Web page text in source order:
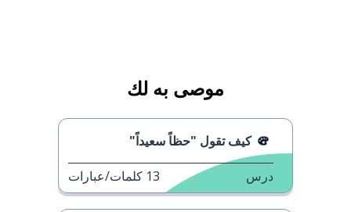
موصى به لك
كيف تقول "حظاً سعيداً"
درس 13 كلمات/عبارات